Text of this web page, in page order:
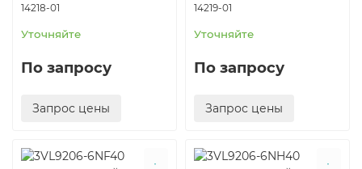
14218-01
Уточняйте
По запросу
Запрос цены
14219-01
Уточняйте
По запросу
Запрос цены